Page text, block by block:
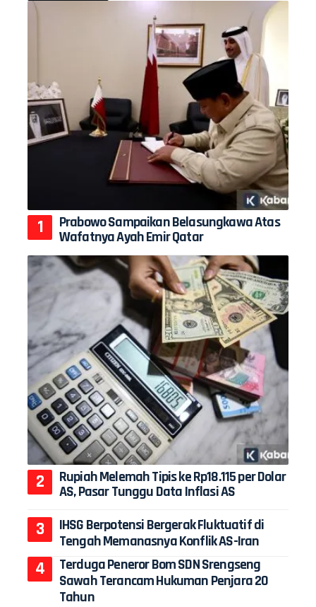
Prabowo Sampaikan Belasungkawa Atas
Wafatnya Ayah Emir Qatar
Rupiah Melemah Tipis ke Rp18.115 per Dolar
AS, Pasar Tunggu Data Inflasi AS
IHSG Berpotensi Bergerak Fluktuatif di
Tengah Memanasnya Konflik AS-Iran
Terduga Peneror Bom SDN Srengseng
Sawah Terancam Hukuman Penjara 20
Tahun